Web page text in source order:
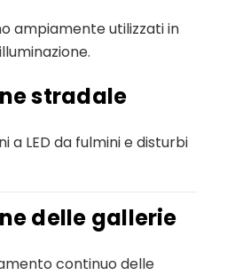
ampiamente utilizzati in
stradale
a LED da fulmini e disturbi
delle gallerie
continuo delle